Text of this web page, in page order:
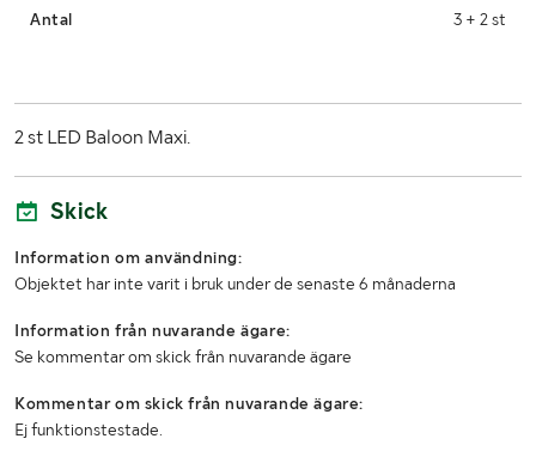
Antal 3 + 2 st
2 st LED Baloon Maxi.
Skick
Information om användning:
Objektet har inte varit i bruk under de senaste 6 månaderna
Information från nuvarande ägare:
Se kommentar om skick från nuvarande ägare
Kommentar om skick från nuvarande ägare:
Ej funktionstestade.